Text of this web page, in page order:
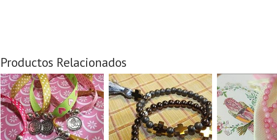
Productos Relacionados